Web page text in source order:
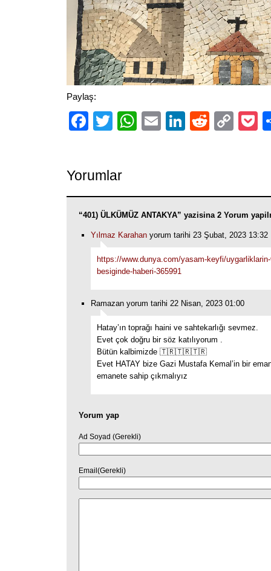
Paylaş:
Facebook
TwitterWhatsApp
EmailLinkedIn
Reddit
Yorumlar
“401) ÜLKÜMÜZ ANTAKYA” yazisina 2 Yorum
Yılmaz Karahan yorum tarihi 23 Şubat, 2023 13:32
https://www.dunya.com/yasam-keyfi/
besiginde-haberi-365991
Ramazan yorum tarihi 22 Nisan, 2023 01:00
Hatay’ın toprağı haini ve sahtekarlığı sevmez.
Evet çok doğru bir söz katılıyorum .
Bütün kalbimizde 🇹🇷🇹🇷🇹🇷
Evet HATAY bize Gazi Mustafa Kemal’in bir
emanete sahip çıkmalıyız
Yorum yap
Ad Soyad (Gerekli)
Email(Gerekli)